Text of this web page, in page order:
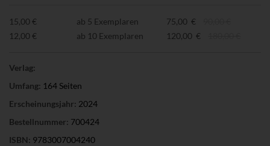
15,00 € ab 5 Exemplaren 75,00 €
12,00 €
ab 10 Exemplaren 120,00 €
Verlag:
Umfang: 164 Seiten
Erscheinungsjahr: 2024
Bestellnummer: 700424
ISBN: 9783007004240